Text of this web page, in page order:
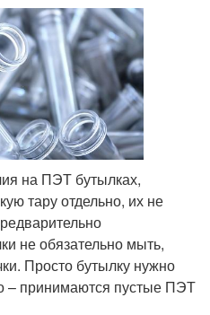
на ПЭТ бутылках,
тару отдельно, их не
не обязательно мыть,
Просто бутылку нужно
– принимаются пустые ПЭТ